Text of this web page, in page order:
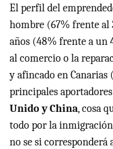
El perfil del
hombre (67% frente al
años (48% frente a un
al comercio o la
y afincado en Canarias
principales
Unido y China, cosa
todo por la
no se si corresponderá